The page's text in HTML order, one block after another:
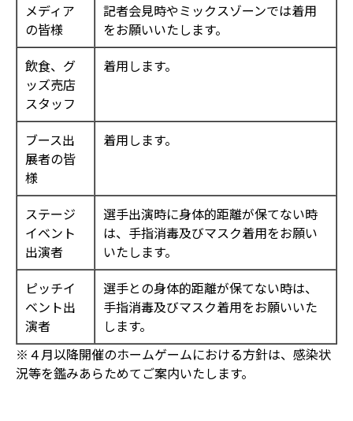
メディア
の皆様
記者会見時やミックスゾーンでは着用
をお願いいたします。
飲食、グ
ッズ売店
スタッフ
着用します。
ブース出
展者の皆
様
着用します。
ステージ
イベント
出演者
選手出演時に身体的距離が保てない時
は、手指消毒及びマスク着用をお願い
いたします。
ピッチイ
ベント出
演者
選手との身体的距離が保てない時は、
手指消毒及びマスク着用をお願いいた
します。
※４月以降開催のホームゲームにおける方針は、感染状
況等を鑑みあらためてご案内いたします。